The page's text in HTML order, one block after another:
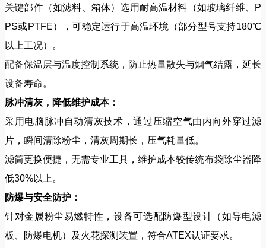
关键部件（如滤料、箱体）选用耐高温材料（如玻璃纤维、P
PS或PTFE），可稳定运行于高温环境（部分型号支持180℃
以上工况）。
配备保温层与温度控制系统，防止热量散失与烟气结露，延长
设备寿命。
脉冲清灰，降低维护成本：
采用电脑脉冲自动清灰技术，通过压缩空气由内向外穿过滤
片，瞬间清除粉尘，清灰周期长，压气耗量低。
滤筒更换便捷，无需专业工具，维护成本较传统布袋除尘器降
低30%以上。
防爆与安全防护：
针对金属粉尘易燃特性，设备可选配防爆型设计（如导电滤
板、防爆电机）及火花探测装置，符合ATEX认证要求。